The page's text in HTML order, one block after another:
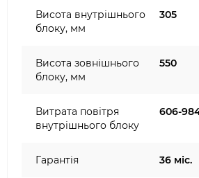
Висота внутрішнього
блоку, мм
305
Висота зовнішнього
блоку, мм
550
Витрата повітря
внутрішнього блоку
606-
Гарантія 36 міс.